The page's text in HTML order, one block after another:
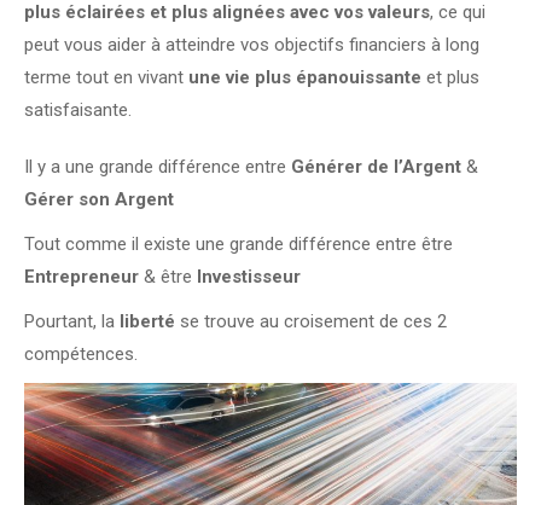
plus éclairées et plus alignées avec vos valeurs, ce qui
peut vous aider à atteindre vos objectifs financiers à long
terme tout en vivant une vie plus épanouissante et plus
satisfaisante.
Il y a une grande différence entre Générer de l’Argent &
Gérer son Argent
Tout comme il existe une grande différence entre être
Entrepreneur & être Investisseur
Pourtant, la liberté se trouve au croisement de ces 2
compétences.